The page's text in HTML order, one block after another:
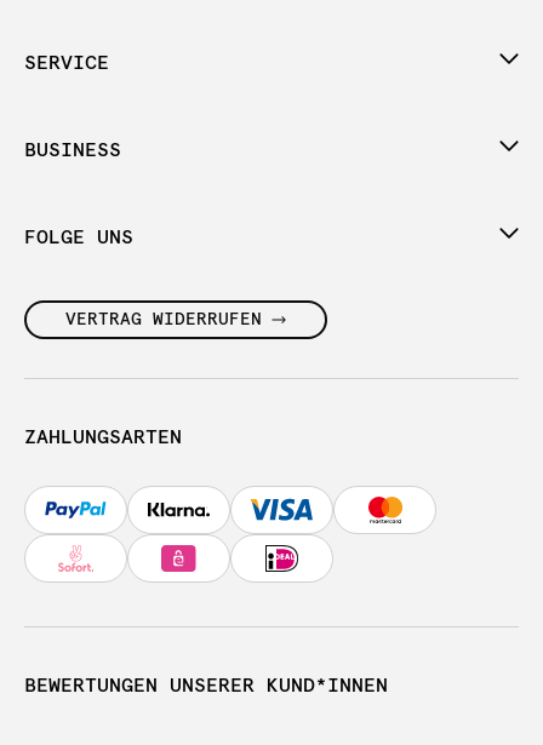
SERVICE
BUSINESS
FOLGE UNS
VERTRAG WIDERRUFEN
ZAHLUNGSARTEN
BEWERTUNGEN UNSERER KUND*INNEN